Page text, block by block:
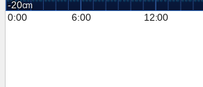
-20
0:00
6:00 12:00